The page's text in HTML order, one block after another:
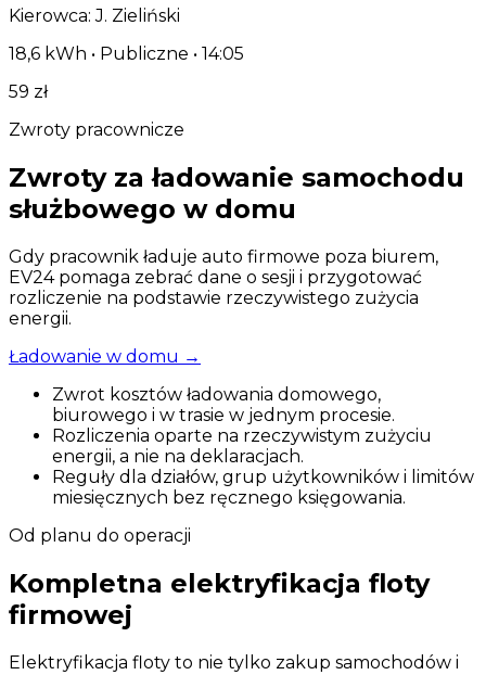
Kierowca: J. Zieliński
18,6 kWh • Publiczne • 14:05
59 zł
Zwroty pracownicze
Zwroty za ładowanie samochodu
służbowego w domu
Gdy pracownik ładuje auto firmowe poza biurem,
EV24 pomaga zebrać dane o sesji i przygotować
rozliczenie na podstawie rzeczywistego zużycia
energii.
Ładowanie w domu →
Zwrot kosztów ładowania domowego,
biurowego i w trasie w jednym procesie.
Rozliczenia oparte na rzeczywistym zużyciu
energii, a nie na deklaracjach.
Reguły dla działów, grup użytkowników i limitów
miesięcznych bez ręcznego księgowania.
Od planu do operacji
Kompletna elektryfikacja floty
firmowej
Elektryfikacja floty to nie tylko zakup samochodów i